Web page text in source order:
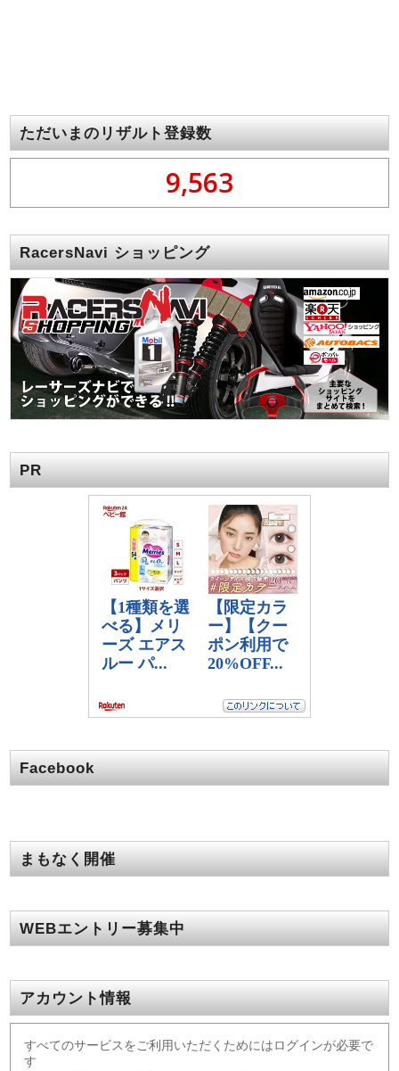
ただいまのリザルト登録数
9,563
RacersNavi ショッピング
PR
Facebook
まもなく開催
WEBエントリー募集中
アカウント情報
すべてのサービスをご利用いただくためにはログインが必要で
す